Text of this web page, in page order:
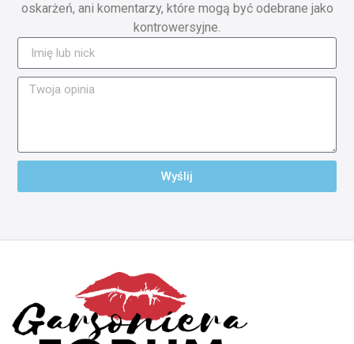
oskarżeń, ani komentarzy, które mogą być odebrane jako
kontrowersyjne.
Wyślij